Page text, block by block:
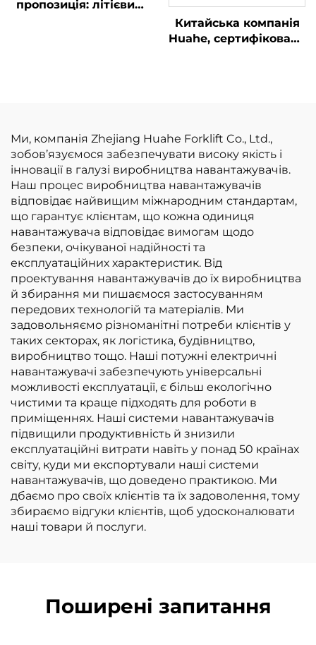
пропозиція: літієвий
Китайська компанія
Huahe, сертифікована
зрідженому
нафтовому газі
вантажопідйомністю
3,5 т
Ми, компанія Zhejiang Huahe Forklift Co., Ltd.,
зобов’язуємося забезпечувати високу якість і
інновації в галузі виробництва навантажувачів.
Наш процес виробництва навантажувачів
відповідає найвищим міжнародним стандартам,
що гарантує клієнтам, що кожна одиниця
навантажувача відповідає вимогам щодо
безпеки, очікуваної надійності та
експлуатаційних характеристик. Від
проектування навантажувачів до їх виробництва
й збирання ми пишаємося застосуванням
передових технологій та матеріалів. Ми
задовольняємо різноманітні потреби клієнтів у
таких секторах, як логістика, будівництво,
виробництво тощо. Наші потужні електричні
навантажувачі забезпечують універсальні
можливості експлуатації, є більш екологічно
чистими та краще підходять для роботи в
приміщеннях. Наші системи навантажувачів
підвищили продуктивність й знизили
експлуатаційні витрати навіть у понад 50 країнах
світу, куди ми експортували наші системи
навантажувачів, що доведено практикою. Ми
дбаємо про своїх клієнтів та їх задоволення, тому
збираємо відгуки клієнтів, щоб удосконалювати
наші товари й послуги.
Поширені запитання